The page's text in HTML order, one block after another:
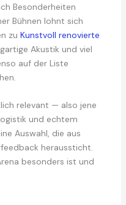
Besonderheiten
Bühnen lohnt sich
zu Kunstvoll renovierte
Akustik und viel
auf der Liste
relevant — also jene
und echtem
Auswahl, die aus
heraussticht.
besonders ist und